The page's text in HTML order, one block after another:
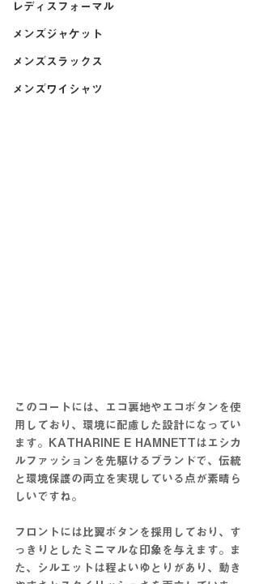
レディスフォーマル
メンズジャケット
メンズスラックス
メンズワイシャツ
このコートには、エコ裏地やエコボタンを使
用しており、環境に配慮した設計になってい
ます。KATHARINE E HAMNETTはエシカ
ルファッションを先駆けるブランドで、伝統
と環境保護の両立を実現している点が素晴ら
しいですね。
フロントには比翼ボタンを採用しており、す
っきりとしたミニマルな印象を与えます。ま
た、シルエットは程よいゆとりがあり、動き